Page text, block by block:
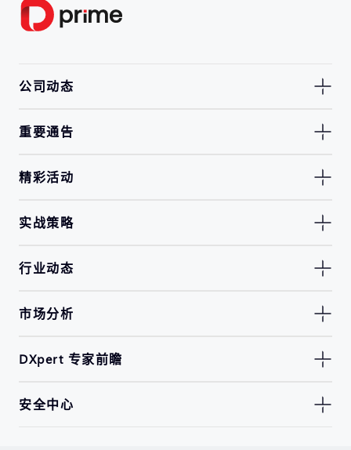
公司动态
重要通告
精彩活动
实战策略
行业动态
市场分析
DXpert 专家前瞻
安全中心